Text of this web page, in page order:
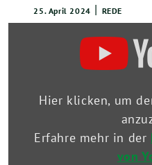
25. April 2024 | REDE
Ideenwettbewerb
Konzepte
Hier klicken, um
Erfahre mehr in der
von